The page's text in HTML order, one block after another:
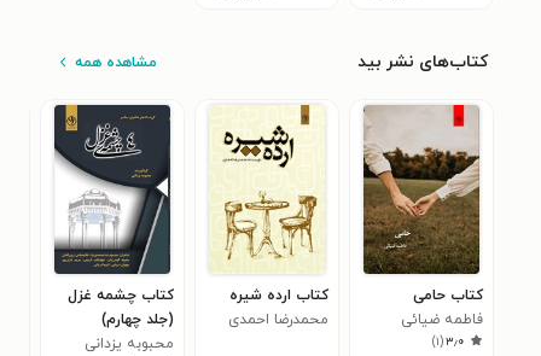
کتاب‌های نشر بید مشاهده همه
کتاب حامی
فاطمه ضیائی
۳٫۰(۱)
کتاب ارده شیره
محمدرضا احمدی
کتاب چشمه غزل
(جلد چهارم)
محبوبه یزدانی